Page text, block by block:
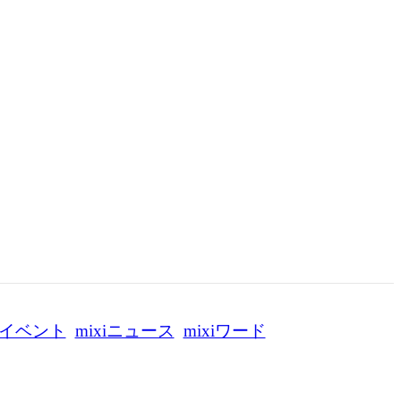
イベント mixiニュース mixiワード